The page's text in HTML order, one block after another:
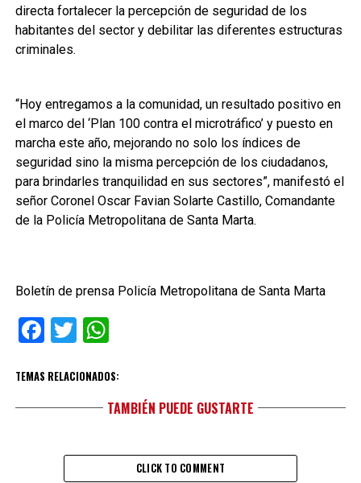
directa fortalecer la percepción de seguridad de los
habitantes del sector y debilitar las diferentes estructuras
criminales.
“Hoy entregamos a la comunidad, un resultado positivo en
el marco del ‘Plan 100 contra el microtráfico’ y puesto en
marcha este año, mejorando no solo los índices de
seguridad sino la misma percepción de los ciudadanos,
para brindarles tranquilidad en sus sectores”, manifestó el
señor Coronel Oscar Favian Solarte Castillo, Comandante
de la Policía Metropolitana de Santa Marta.
Boletín de prensa Policía Metropolitana de Santa Marta
Facebook
TwitterWhatsApp
TEMAS RELACIONADOS:
TAMBIÉN PUEDE GUSTARTE
CLICK TO COMMENT